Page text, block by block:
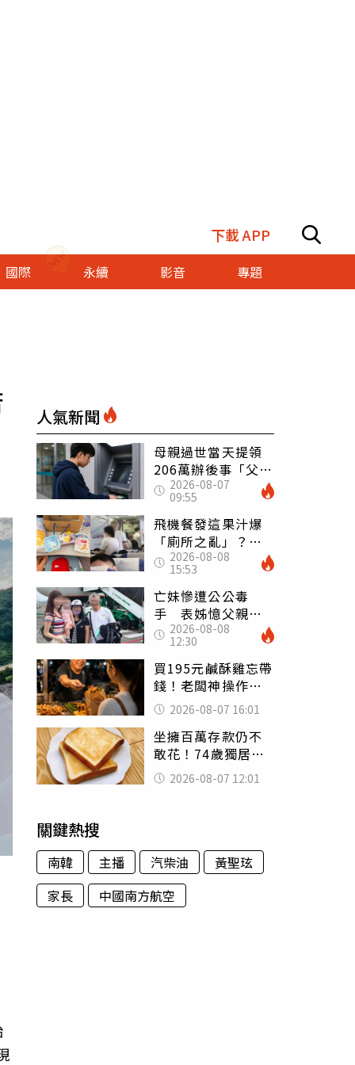
下載 APP
國際 永續 影音 專題
人氣新聞
母親過世當天提領
206萬辦後事「父子
遭判刑」 律師：
搶錢先下手是罪
2026-08-07
09:55
飛機餐發這果汁爆
「廁所之亂」？乘
客崩潰：差點丟大
臉 醫揭3類人別亂
喝
2026-08-08
15:53
亡妹慘遭公公毒
手 表姊憶父親節
前夕：小舅舅仍到
殯儀館陪她說話
2026-08-08
12:30
買195元鹹酥雞忘帶
錢！老闆神操作
「倒找5元」 全網
看哭：這就是台灣
2026-08-07 16:01
坐擁百萬存款仍不
敢花！74歲獨居翁
「1餐只吃1片吐
司」 半年後暴瘦
2026-08-07 12:01
關鍵熱搜
南韓 主播 汽柴油
黃聖玹
家長
中國南方航空